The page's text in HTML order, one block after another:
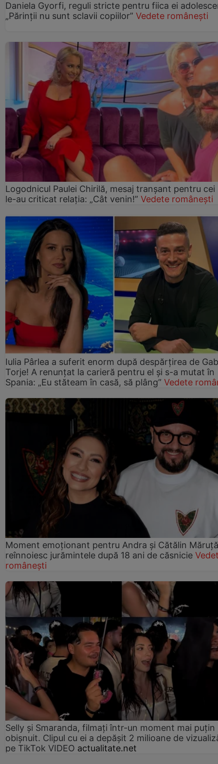
Daniela Gyorfi, reguli stricte pentru fiica ei
„Părinții nu sunt sclavii copiilor” Vedete românești
Logodnicul Paulei Chirilă, mesaj tranșant pentru cei
le-au criticat relația: „Cât venin!” Vedete românești
Iulia Pârlea a suferit enorm după despărțirea de
Torje! A renunțat la carieră pentru el și s-a mutat în
Spania: „Eu stăteam în casă, să plâng” Vedete
Moment emoționant pentru Andra și Cătălin
reînnoiesc jurămintele după 18 ani de căsnicie
românești
Selly și Smaranda, filmați într-un moment mai puțin
obișnuit. Clipul cu ei a depășit 2 milioane de
pe TikTok VIDEO actualitate.net